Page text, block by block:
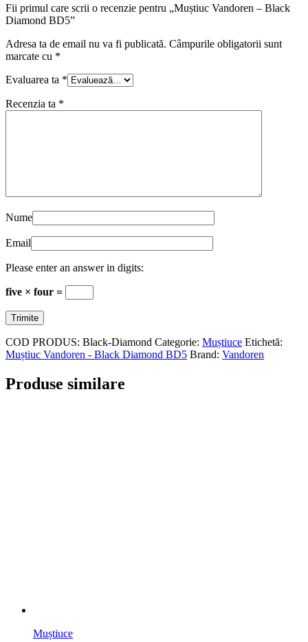
Fii primul care scrii o recenzie pentru „Muștiuc Vandoren – Black
Diamond BD5”
Adresa ta de email nu va fi publicată. Câmpurile obligatorii sunt
marcate cu *
Evaluarea ta *
Recenzia ta *
Nume
Email
Please enter an answer in digits:
five × four =
COD PRODUS: Black-Diamond Categorie: Muștiuce Etichetă:
Muștiuc Vandoren - Black Diamond BD5 Brand: Vandoren
Produse similare
Muștiuce